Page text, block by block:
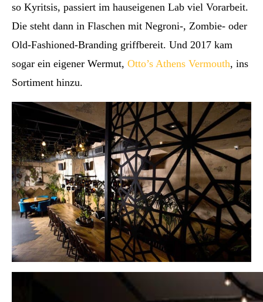
so Kyritsis, passiert im hauseigenen Lab viel Vorarbeit.
Die steht dann in Flaschen mit Negroni-, Zombie- oder
Old-Fashioned-Branding griffbereit. Und 2017 kam
sogar ein eigener Wermut, Otto’s Athens Vermouth, ins
Sortiment hinzu.